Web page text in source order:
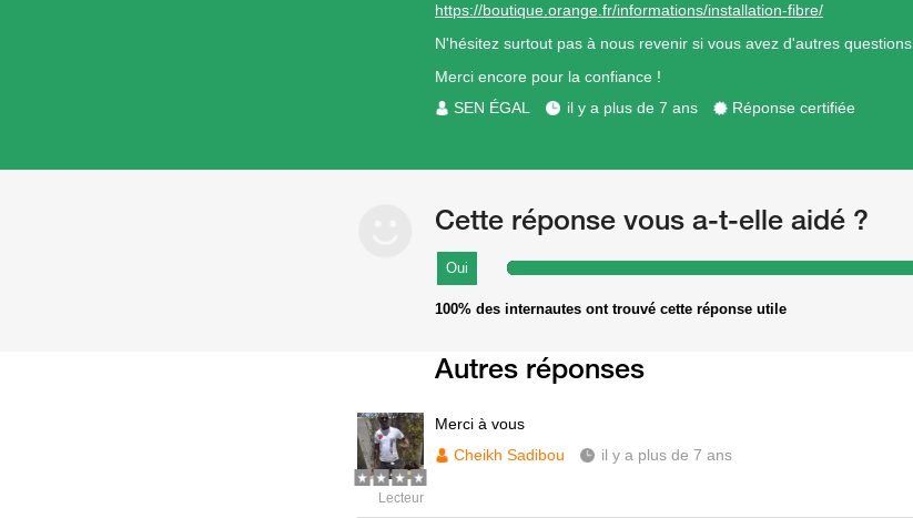
https://boutique.orange.fr/informations/installation-fibre/
N'hésitez surtout pas à nous revenir si vous avez d'autres questions.
Merci encore pour la confiance !
SEN ÉGAL
il y a plus de 7 ans Réponse certifiée
Cette réponse vous a-t-elle aidé ?
Oui
100% des internautes ont trouvé cette réponse utile
Autres réponses
Lecteur
Merci à vous
Cheikh Sadibou
il y a plus de 7 ans